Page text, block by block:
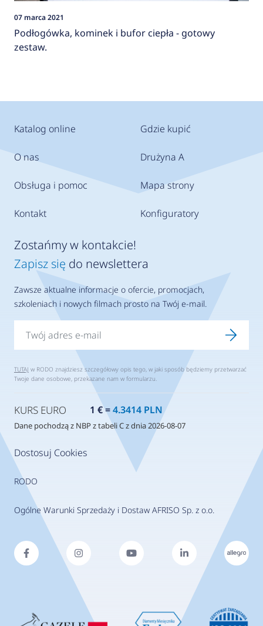
07 marca 2021
Podłogówka, kominek i bufor ciepła - gotowy
zestaw.
Katalog online
O nas
Obsługa i pomoc
Kontakt
Gdzie kupić
Drużyna A
Mapa strony
Konfiguratory
Dostosuj Cookies
RODO
Ogólne Warunki Sprzedaży i Dostaw AFRISO Sp. z o.o.
Zostańmy w kontakcie!
Zapisz się do newslettera
Zawsze aktualne informacje o ofercie, promocjach,
szkoleniach i nowych filmach prosto na Twój e-mail.
TUTAJ w RODO znajdziesz szczegółowy opis tego, w jaki sposób będziemy przetwarzać
Twoje dane osobowe, przekazane nam w formularzu.
KURS EURO 1 € =4.3414 PLN
Dane pochodzą z NBP z tabeli C z dnia 2026-08-07